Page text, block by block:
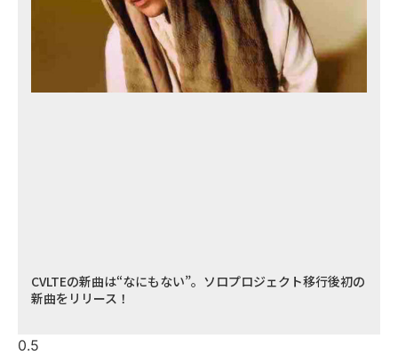
CVLTEの新曲は“なにもない”。ソロプロジェクト移行後初の
新曲をリリース！